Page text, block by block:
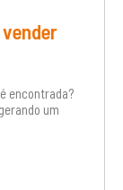
vender
encontrada?
um